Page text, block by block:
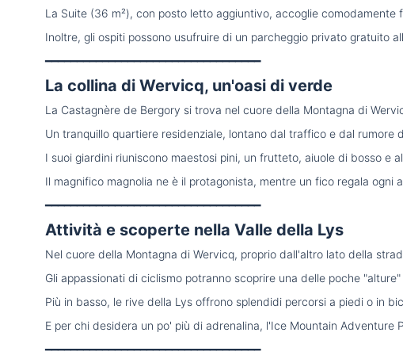
La Suite (36 m²), con posto letto aggiuntivo, accoglie comodamente
Inoltre, gli ospiti possono usufruire di un parcheggio privato gratuito
━━━━━━━━━━━━━━━━━━━━━━━━━━━━━━━━━━
La collina di Wervicq, un'oasi di verde
La Castagnère de Bergory si trova nel cuore della Montagna di
Un tranquillo quartiere residenziale, lontano dal traffico e dal rumore
I suoi giardini riuniscono maestosi pini, un frutteto, aiuole di bosso e
Il magnifico magnolia ne è il protagonista, mentre un fico regala
━━━━━━━━━━━━━━━━━━━━━━━━━━━━━━━━━━
Attività e scoperte nella Valle della Lys
Nel cuore della Montagna di Wervicq, proprio dall'altro lato della
Gli appassionati di ciclismo potranno scoprire una delle poche
Più in basso, le rive della Lys offrono splendidi percorsi a piedi o in
E per chi desidera un po' più di adrenalina, l'Ice Mountain
━━━━━━━━━━━━━━━━━━━━━━━━━━━━━━━━━━